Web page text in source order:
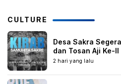
CULTURE
Desa Sakra
dan Tosan Aji Ke-
2 hari yang lalu